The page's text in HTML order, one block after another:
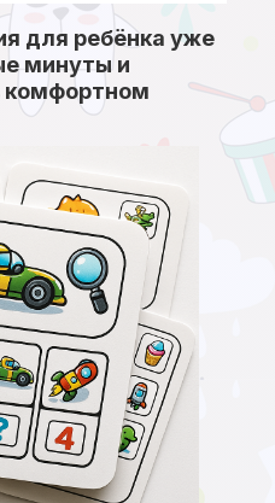
для ребёнка уже
минуты и
комфортном